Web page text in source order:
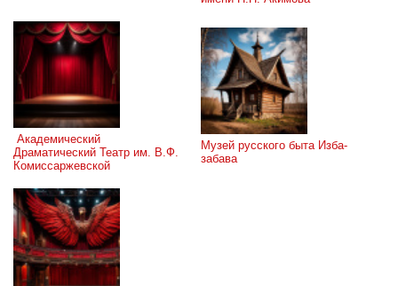
Драматический Театр им. В.Ф.
Комиссаржевской
Музей русского быта Изба-
забава